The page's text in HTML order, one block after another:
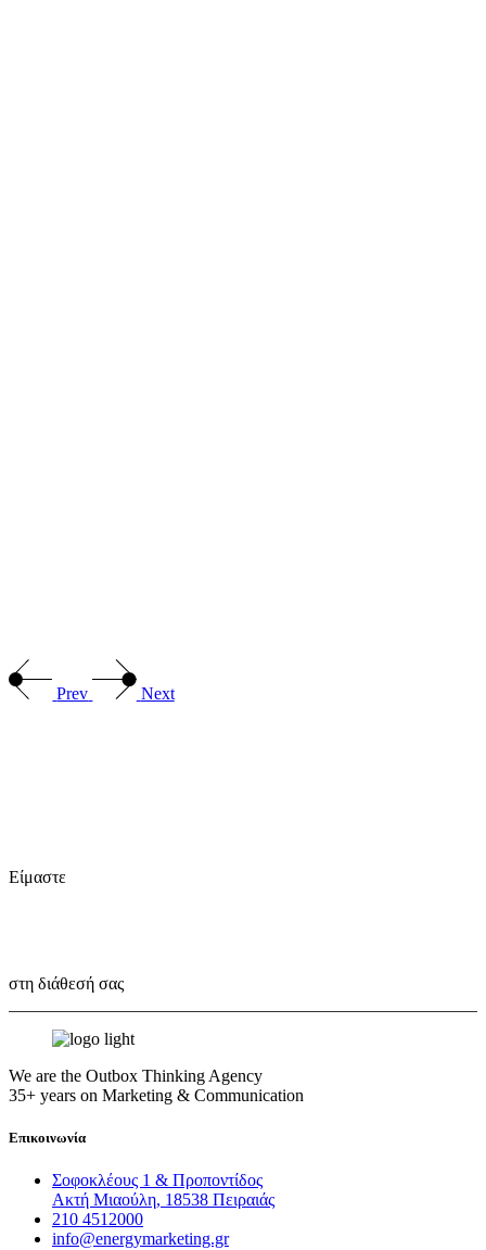
Prev Next
Είμαστε
στη διάθεσή σας
We are the Outbox Thinking Agency
35+ years on Marketing & Communication
Επικοινωνία
Σοφοκλέους 1 & Προποντίδος
Ακτή Μιαούλη, 18538 Πειραιάς
210 4512000
info@energymarketing.gr